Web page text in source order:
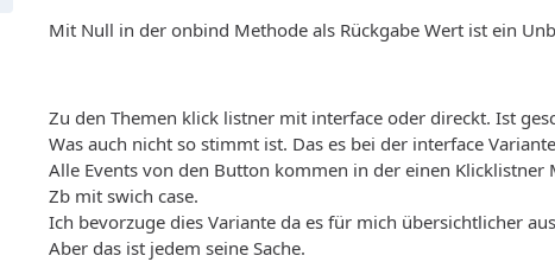
Mit Null in der onbind Methode als Rückgabe Wert ist ein
Zu den Themen klick listner mit interface oder direckt. Ist
Was auch nicht so stimmt ist. Das es bei der interface
Alle Events von den Button kommen in der einen
Zb mit swich case.
Ich bevorzuge dies Variante da es für mich übersichtlicher
Aber das ist jedem seine Sache.